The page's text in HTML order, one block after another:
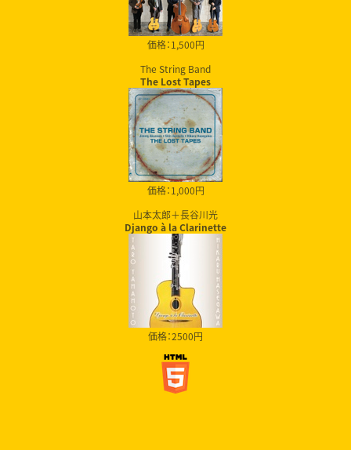
価格：1,500円
The String Band
The Lost Tapes
価格：1,000円
山本太郎＋長谷川光
Django à la Clarinette
価格：2500円